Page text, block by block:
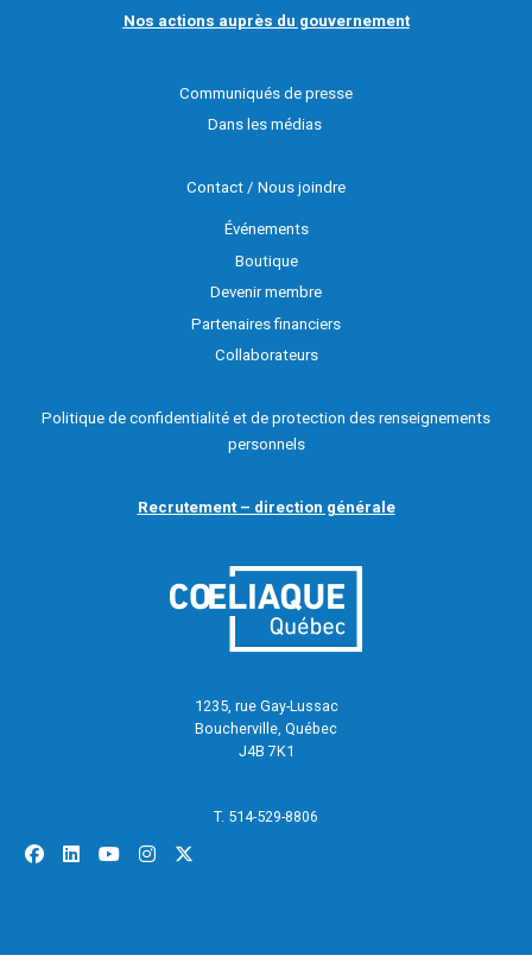
1235, rue Gay-Lussac
Boucherville, Québec
J4B 7K1
T. 514-529-8806
facebook
linkedinyoutubeinstagram
Nos actions auprès du gouvernement
Communiqués de presse
Dans les médias
Contact / Nous joindre
Événements
Boutique
Devenir membre
Partenaires financiers
Collaborateurs
Politique de confidentialité et de protection des renseignements
personnels
Recrutement – direction générale